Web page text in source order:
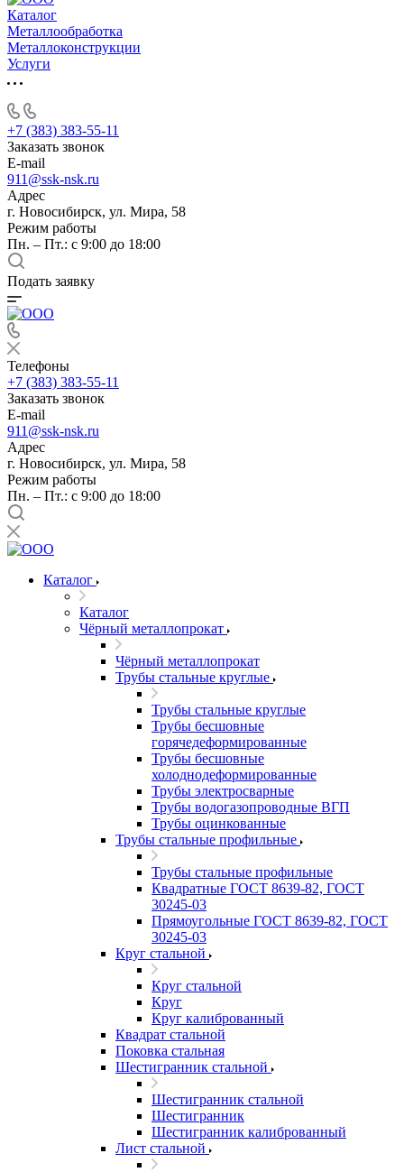
Каталог
Металлообработка
Металлоконструкции
Услуги
+7 (383) 383-55-11
Заказать звонок
E-mail
911@ssk-nsk.ru
Адрес
г. Новосибирск, ул. Мира, 58
Режим работы
Пн. – Пт.: с 9:00 до 18:00
Подать заявку
Телефоны
+7 (383) 383-55-11
Заказать звонок
E-mail
911@ssk-nsk.ru
Адрес
г. Новосибирск, ул. Мира, 58
Режим работы
Пн. – Пт.: с 9:00 до 18:00
Каталог
Каталог
Чёрный металлопрокат
Чёрный металлопрокат
Трубы стальные круглые
Трубы стальные круглые
Трубы бесшовные
горячедеформированные
Трубы бесшовные
холоднодеформированные
Трубы электросварные
Трубы водогазопроводные ВГП
Трубы оцинкованные
Трубы стальные профильные
Трубы стальные профильные
Квадратные ГОСТ 8639-82, ГОСТ
30245-03
Прямоугольные ГОСТ 8639-82, ГОСТ
30245-03
Круг стальной
Круг стальной
Круг
Круг калиброванный
Квадрат стальной
Поковка стальная
Шестигранник стальной
Шестигранник стальной
Шестигранник
Шестигранник калиброванный
Лист стальной